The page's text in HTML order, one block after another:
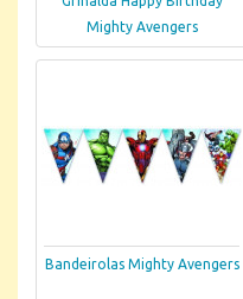
Mighty Avengers
Bandeirolas Mighty Avengers